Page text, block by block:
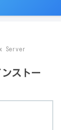
Server
ストー